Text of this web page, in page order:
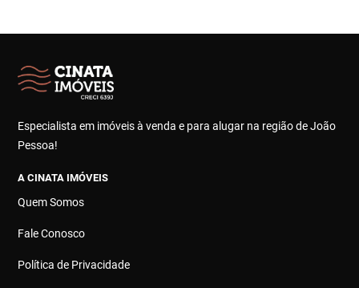
Especialista em imóveis à venda e para alugar na região de João
Pessoa!
A CINATA IMÓVEIS
Quem Somos
Fale Conosco
Política de Privacidade